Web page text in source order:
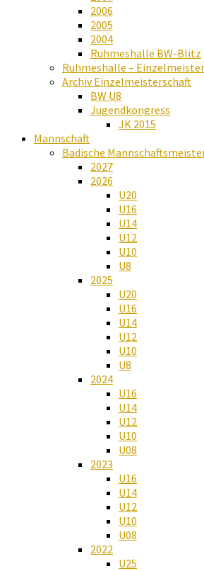
2006
2005
2004
Ruhmeshalle BW-Blitz
Ruhmeshalle –
Archiv Einzelmeisterschaft
BW U8
Jugendkongress
JK 2015
Mannschaft
Badische
2027
2026
U20
U16
U14
U12
U10
U8
2025
U20
U16
U14
U12
U10
U8
2024
U16
U14
U12
U10
U08
2023
U16
U14
U12
U10
U08
2022
U25